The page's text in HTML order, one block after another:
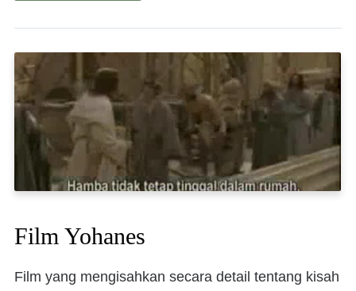
Film Yohanes
Film yang mengisahkan secara detail tentang kisah